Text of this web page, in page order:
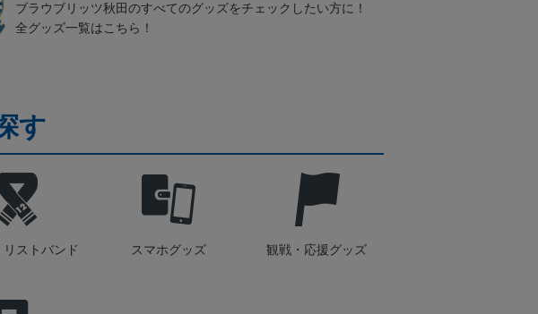
ブラウブリッツ秋田のすべてのグッズをチェックしたい方に！
全グッズ一覧はこちら！
す
リストバンド スマホグッズ 観戦・応援グッズ